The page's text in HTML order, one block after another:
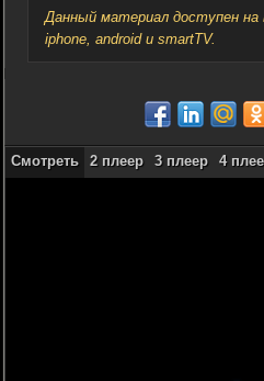
Данный материал доступен на
iphone, android и smartTV.
Смотреть 2 плеер 3 плеер 4